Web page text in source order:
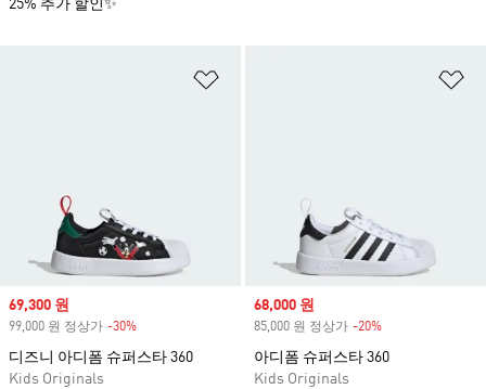
Sale price
69,300 원
99,000 원 정상가 -30%
디즈니 아디폼 슈퍼스타 360
Kids Originals
Sale price
68,000 원
85,000 원 정상가 -20%
아디폼 슈퍼스타 360
Kids Originals
25% 추가 할인✨